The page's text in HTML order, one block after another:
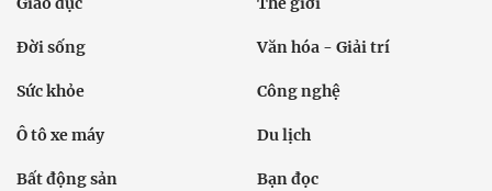
Đời sống Văn hóa - Giải trí
Sức khỏe Công nghệ
Ô tô xe máy Du lịch
Bất động sản Bạn đọc